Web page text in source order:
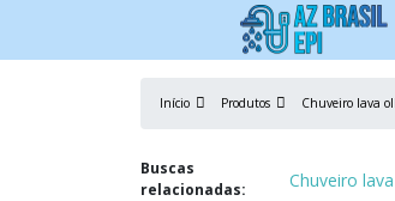
Início Produtos Chuveiro lava
Buscas
relacionadas:
Chuveiro